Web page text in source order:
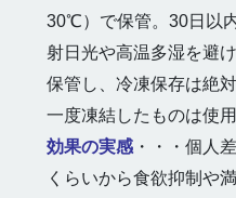
30℃）で保管。30日以
射日光や高温多湿を避
保管し、冷凍保存は絶
一度凍結したものは使
効果の実感 ・・・個人
くらいから食欲抑制や